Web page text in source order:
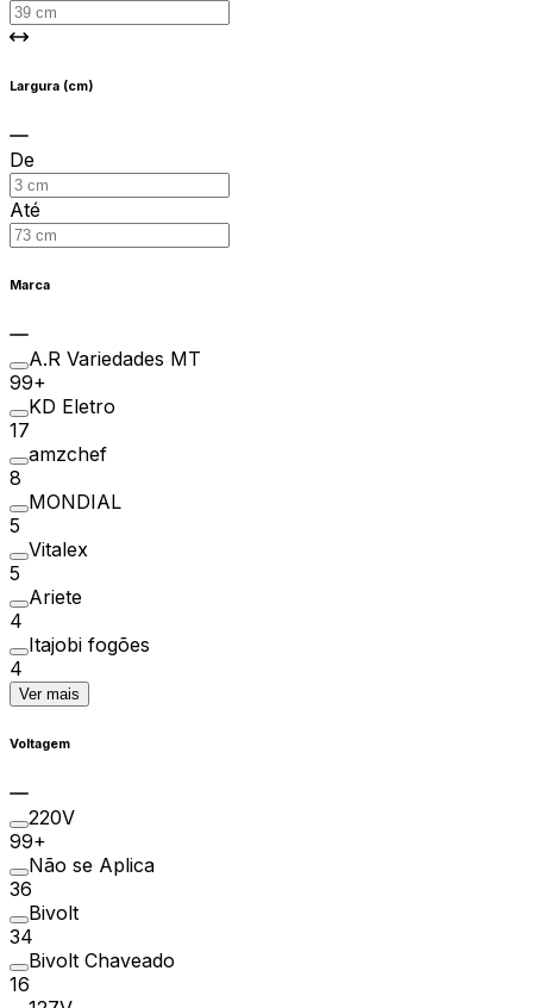
Largura (cm)
De
Até
Marca
A.R Variedades MT
99+
KD Eletro
17
amzchef
8
MONDIAL
5
Vitalex
5
Ariete
4
Itajobi fogões
4
Ver mais
Voltagem
220V
99+
Não se Aplica
36
Bivolt
34
Bivolt Chaveado
16